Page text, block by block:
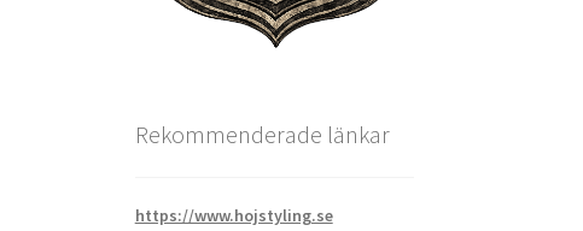
Rekommenderade länkar
https://www.hojstyling.se